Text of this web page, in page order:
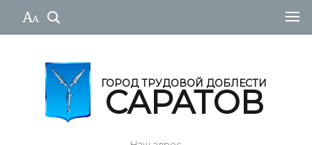
ГОРОД ТРУДОВОЙ ДОБЛЕСТИ
САРАТОВ